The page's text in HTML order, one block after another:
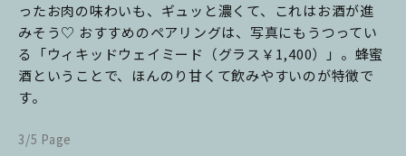
ったお肉の味わいも、ギュッと濃くて、これはお酒が進
みそう♡ おすすめのペアリングは、写真にもうつってい
る「ウィキッドウェイミード（グラス￥1,400）」。蜂蜜
酒ということで、ほんのり甘くて飲みやすいのが特徴で
す。
3/5 Page